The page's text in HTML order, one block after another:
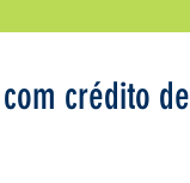
crédito de